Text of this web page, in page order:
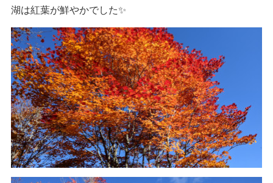
湖は紅葉が鮮やかでした✨